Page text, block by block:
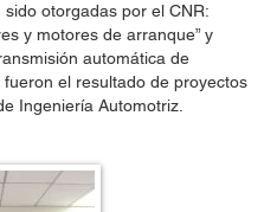
otorgadas por el CNR:
y motores de arranque” y
automática de
el resultado de proyectos
Ingeniería Automotriz.